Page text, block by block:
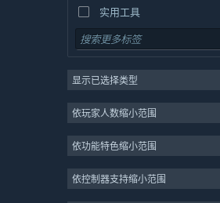
实用工具
免费开玩
大型多人在线
独立
休闲
模拟
显示已选择类型
依玩家人数缩小范围
依功能特色缩小范围
依控制器支持缩小范围